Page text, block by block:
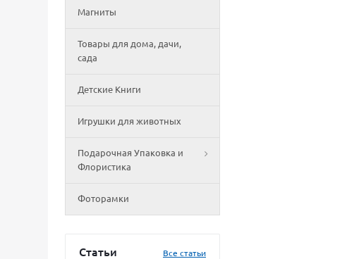
Магниты
Товары для дома, дачи,
сада
Детские Книги
Игрушки для животных
Подарочная Упаковка и
Флористика
Фоторамки
Статьи Все статьи